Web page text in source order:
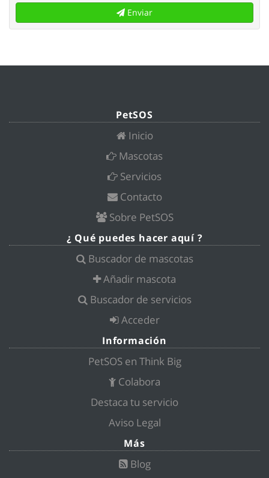
Enviar
PetSOS
Inicio
Mascotas
Servicios
Contacto
Sobre PetSOS
¿ Qué puedes hacer aquí ?
Buscador de mascotas
Añadir mascota
Buscador de servicios
Acceder
Información
PetSOS en Think Big
Colabora
Destaca tu servicio
Aviso Legal
Más
Blog